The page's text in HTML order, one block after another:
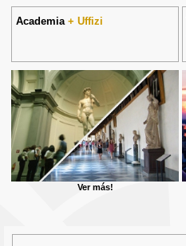
Academia+ Uffizi
Ver más!